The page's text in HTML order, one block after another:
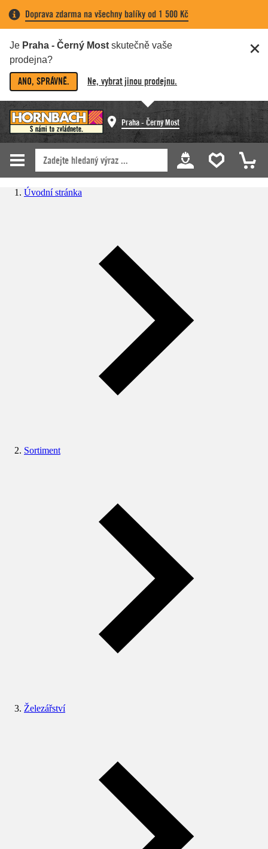
Doprava zdarma na všechny balíky od 1 500 Kč
Je Praha - Černý Most skutečně vaše
prodejna?
ANO, SPRÁVNĚ. Ne, vybrat jinou prodejnu.
Praha - Černý Most
Úvodní stránka
Sortiment
Železářství